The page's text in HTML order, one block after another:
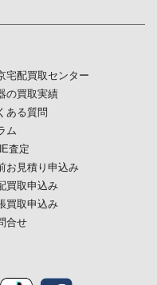
宅配買取センター
の買取実績
ある質問
ム
査定
お見積り申込み
買取申込み
買取申込み
合せ